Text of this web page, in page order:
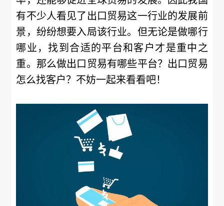
有不少人看见了出口贸易这一行业的发展前
景，纷纷想要入局该行业。但无论是做哪行
哪业，找到合适的平台和客户才是重中之
重。那么做出口贸易有哪些平台？出口贸易
怎么找客户？不妨一起来看看吧！